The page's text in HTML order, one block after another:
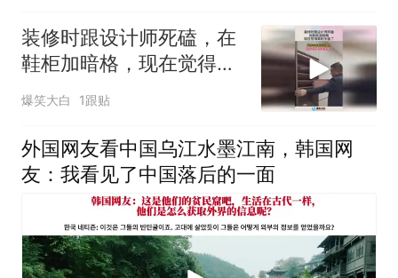
装修时跟设计师死磕，在
鞋柜加暗格，现在觉得真
的太值了！
爆笑大白 1跟贴
外国网友看中国乌江水墨江南，韩国网
友：我看见了中国落后的一面